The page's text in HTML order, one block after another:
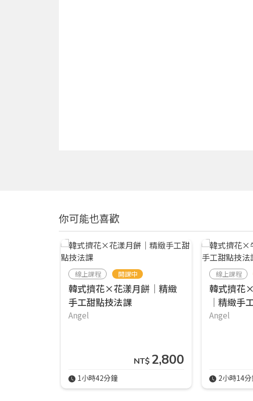
你可能也喜歡
線上課程 開課中
韓式擠花×花漾月餅｜精緻
手工甜點技法課
Angel
NT$ 2,800
1小時42分鐘
線上課程
韓式擠花
｜精緻手
Angel
2小時14